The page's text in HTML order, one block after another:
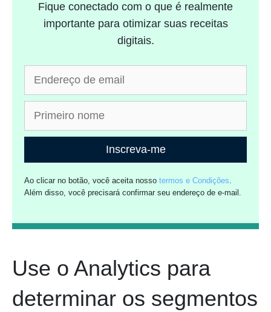
Fique conectado com o que é realmente
importante para otimizar suas receitas
digitais.
Inscreva-me
Ao clicar no botão, você aceita nossotermos e Condições.
Além disso, você precisará confirmar seu endereço de e-mail.
Use o Analytics para
determinar os segmentos